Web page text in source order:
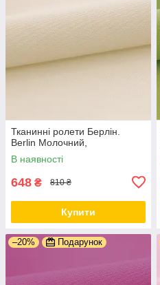
Тканинні ролети Берлін.
Berlin Молочний,
В наявності
648 ₴ 810 ₴
Купити
–20% Подарунок